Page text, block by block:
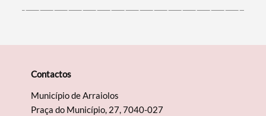
Contactos
Município de Arraiolos
Praça do Município, 27, 7040-027